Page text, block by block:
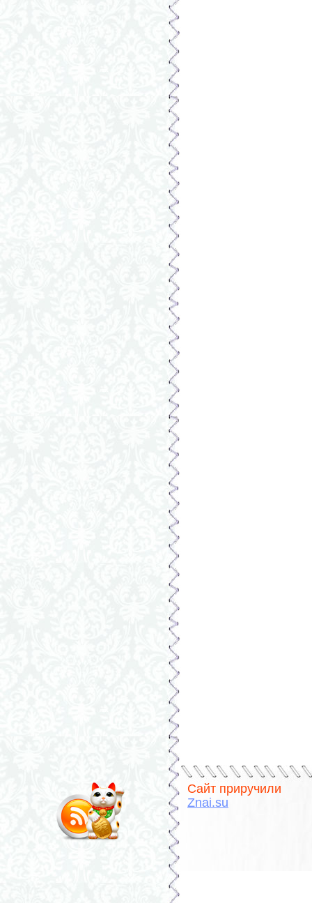
Сайт приручили
Znai.su